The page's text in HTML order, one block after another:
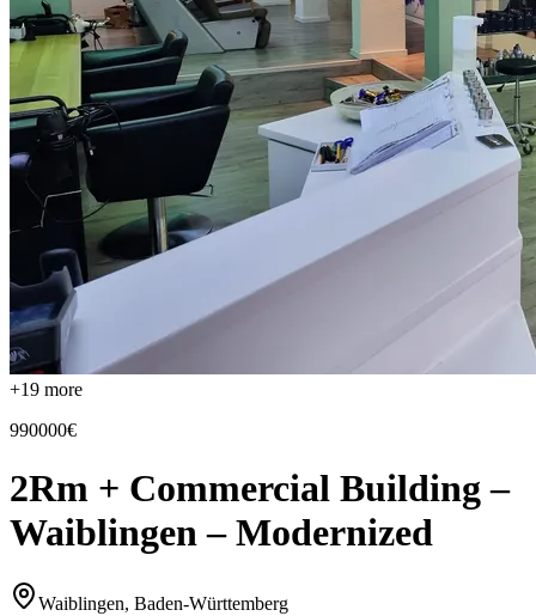
+19 more
990000€
2Rm + Commercial Building –
Waiblingen – Modernized
Waiblingen, Baden-Württemberg